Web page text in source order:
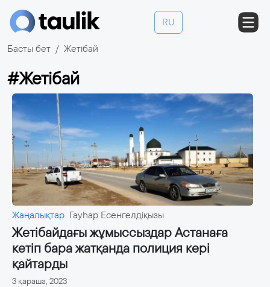
RU
Басты бет Жетібай
#Жетібай
Жаңалықтар Гауһар Есенгелдіқызы
Жетібайдағы жұмыссыздар Астанаға
кетіп бара жатқанда полиция кері
қайтарды
3 қараша, 2023